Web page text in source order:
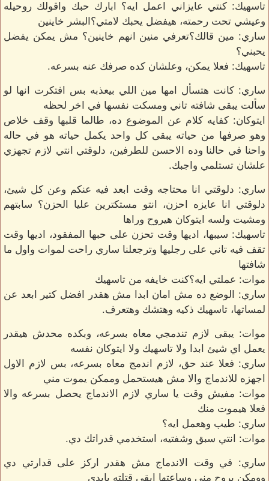
تاسهيك: كنتي عايزاني اعمل ايه؟ ابارك حبك واقولك روحيله
وعيشي تحت رحمته، هيفضل يحبك لامتي؟البشر خاينين
ساري: مين قالك؟تعرفي منين انهم خاينين؟ مش يمكن يفضل
يحبني؟
تاسهيك: فعلا يمكن، وعلشان كده صرفك عنه بسرعه.
ساري: كانت هتسأل امها مين اللي بيعذبه بس افتكرت انها لو
سألت يبقى شافته تاني ومسكت نفسها في اخر لحظه
ايتوكان: كفايه كلام عن الموضوع ده، طالما قلبها وقف خلاص
وهو صرفها من حياته يبقى كل واحد يكمل حياته هو في حاله
واحنا في حالنا وده الاحسن للطرفين، دلوقتي انتي لازم تجهزي
علشان تستلمي واجبك.
ساري: دلوقتي انا محتاجه وقت ابعد فيه عنكم وعن كل شيئ،
دلوقتي انا عايزه احزن، انتو مستكترين عليا الحزن؟ سابتهم
ومشيت ولسه ايتوكان هيروح وراها
تاسهيك: سيبها، اديها وقت تحزن على حبها المفقود، اديها وقت
تقف فيه تاني على رجليها وترجعلنا ساري راحت لموات واول ما
شافتها
موات: عملتي ايه؟كنت خايفه من تاسهيك
ساري: الوضع ده مش امان ابدا مش هقدر افضل كتير ابعد عن
لمساتها، تاسهيك ذكيه وهتشك وهتعرف.
موات: يبقى لازم تندمجي معاه بسرعه، وبكده محدش هيقدر
يعمل اي شيئ ابدا ولا تاسهيك ولا ايتوكان نفسه
ساري: فعلا عند حق، لازم اندمج معاه بسرعه، بس لازم الاول
اجهزه للاندماج والا مش هيستحمل وممكن يموت مني
موات: مفيش وقت يا ساري لازم الاندماج يحصل بسرعه والا
فعلا هيموت منك
ساري: طيب وهعمل ايه؟
موات: انتي سبق وشفتيه، استخدمي قدراتك دي.
ساري: في وقت الاندماج مش هقدر اركز على قدارتي دي
وومكن يروح مني وساعتها ابقي قتلته بايدي